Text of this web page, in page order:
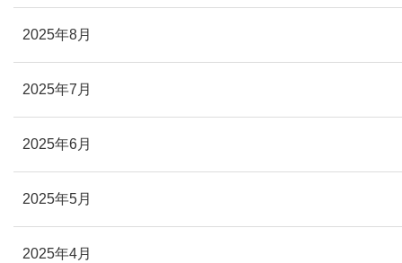
2025年8月
2025年7月
2025年6月
2025年5月
2025年4月